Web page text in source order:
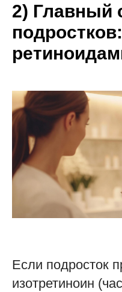
2) Главный
Если подросток
изотретиноин